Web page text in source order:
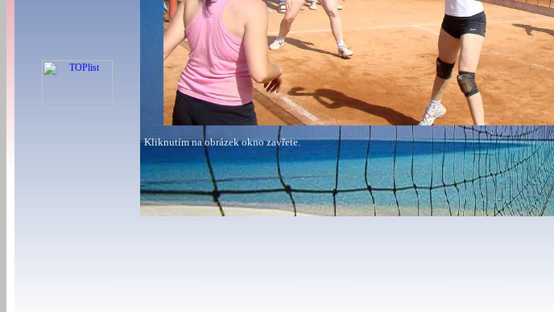
Kliknutím na obrázek okno zavřete.